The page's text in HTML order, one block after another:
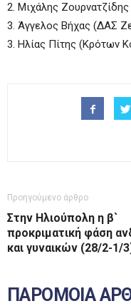
2. Μιχάλης
3. Άγγελος Βήχας (ΔΑΣ
3. Ηλίας Πίτης (Κρότων
Προηγούμενο άρθρο
Στην Ηλιούπολη η β`
προκριματική φάση
και γυναικών (28/2-1/
ΠΑΡΟΜΟΙΑ